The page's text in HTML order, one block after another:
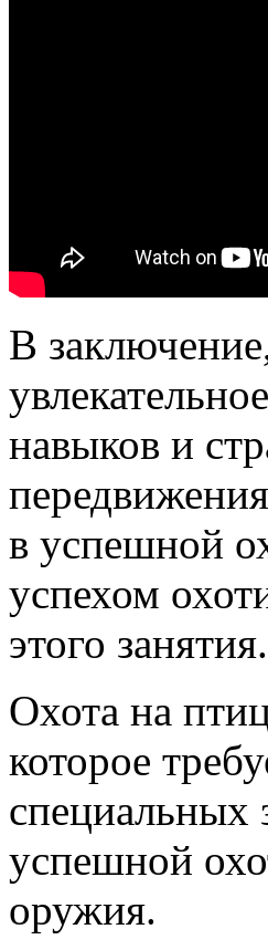
В
навыков и
в успешной
успехом
этого занятия.
Охота на
которое
специальных
успешной
оружия.